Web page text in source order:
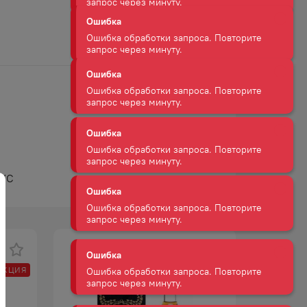
АКЦИЯ
Ошибка
Ошибка обработки запроса. Повторите
запрос через минуту.
Ошибка
Ошибка обработки запроса. Повторите
запрос через минуту.
Ошибка
Ошибка обработки запроса. Повторите
Ошибка
Ошибка обработки запроса. Повторите
запрос через минуту.
Ошибка
Ошибка обработки запроса. Повторите